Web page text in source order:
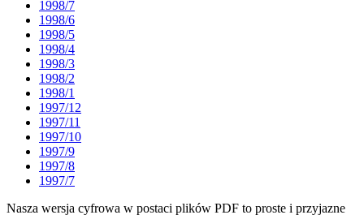
1998/7
1998/6
1998/5
1998/4
1998/3
1998/2
1998/1
1997/12
1997/11
1997/10
1997/9
1997/8
1997/7
Nasza wersja cyfrowa w postaci plików PDF to proste i przyjazne